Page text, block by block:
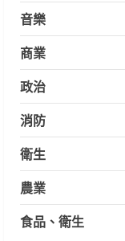
音樂
商業
政治
消防
衛生
農業
食品、衛生